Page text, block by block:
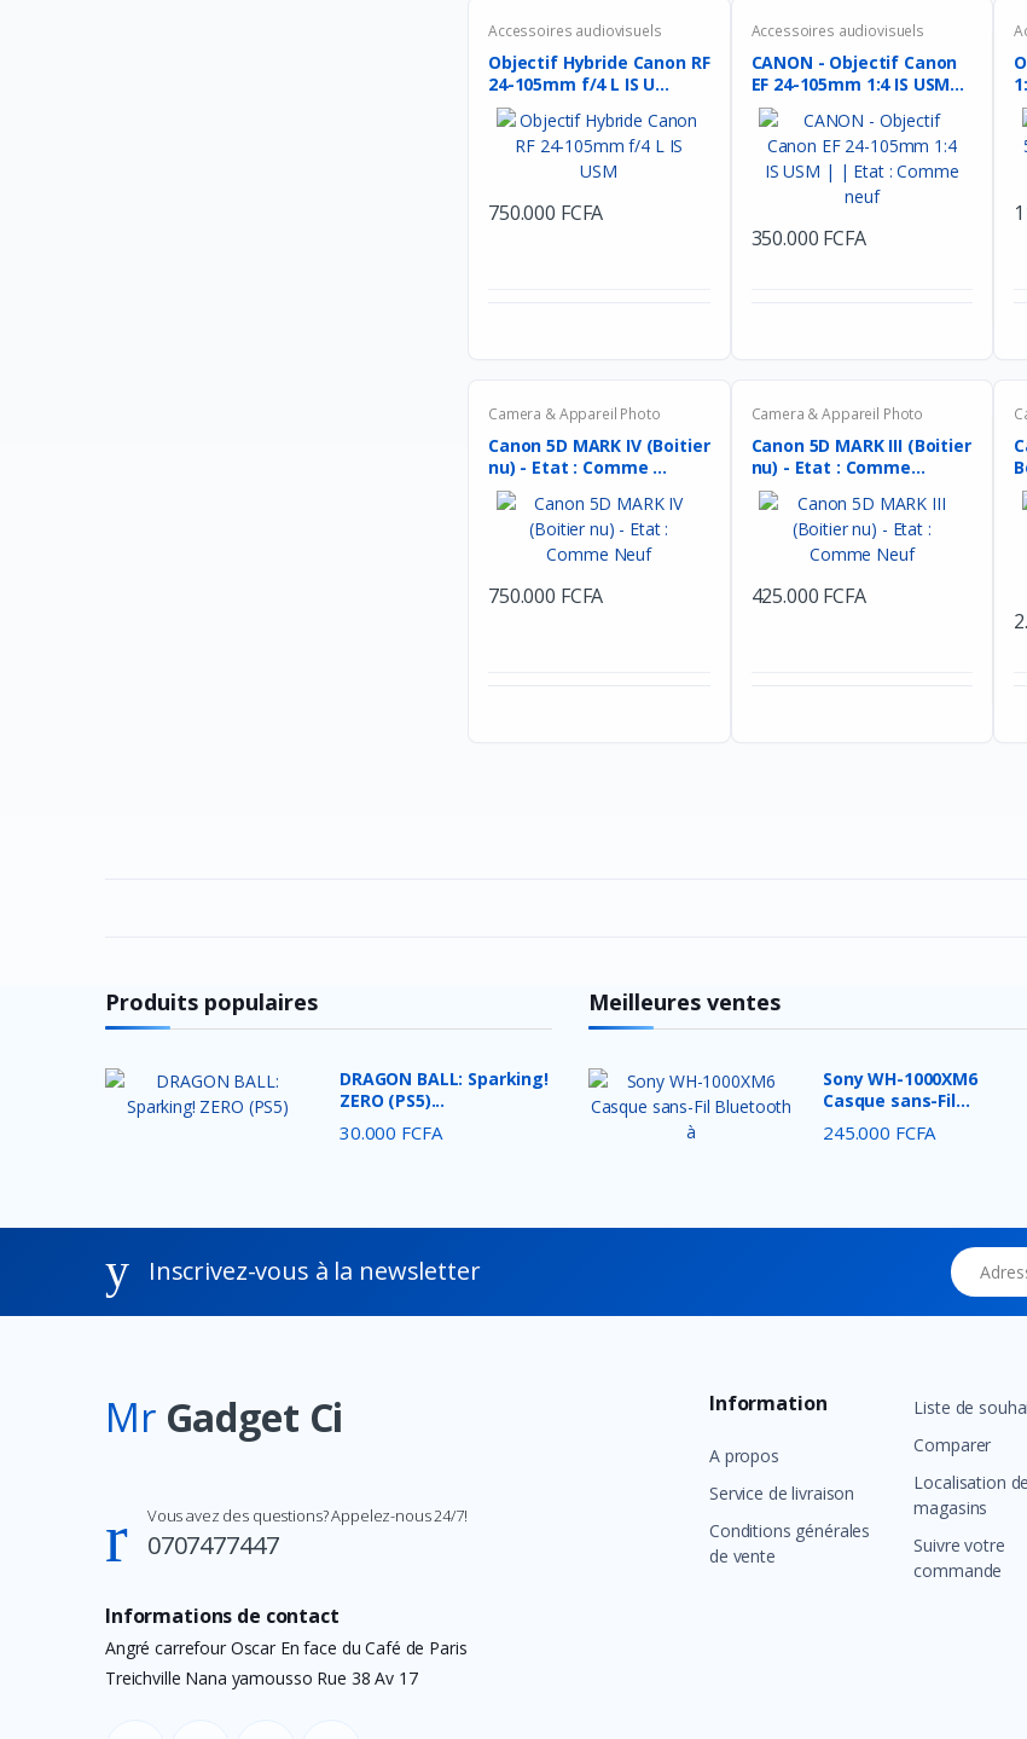
Crucial
Nokia
Intel
Thermaltake
Energizer
Alcatel
Havit
VARTA
UGREEN
HikVision
Premax
Accessoires audiovisuels
Objectif Hybride Canon RF
24-105mm f/4 L IS U...
750.000 FCFA
Accessoires audiovisuels
CANON - Objectif Canon
EF 24-105mm 1:4 IS USM...
350.000 FCFA
Camera & Appareil Photo
Canon 5D MARK IV (Boitier
nu) - Etat : Comme ...
750.000 FCFA
Camera & Appareil Photo
Canon 5D MARK III (Boitier
nu) - Etat : Comme...
425.000 FCFA
Produits populaires
DRAGON BALL: Sparking!
ZERO (PS5)...
30.000 FCFA
Meilleures ventes
Sony WH-1000XM6
Casque sans-Fil
245.000 FCFA
Inscrivez-vous à la newsletter Adresse
Mr Gadget Ci
Vous avez des questions? Appelez-nous 24/7!
0707477447
Informations de contact
Angré carrefour Oscar En face du Café de Paris
Treichville Nana yamousso Rue 38 Av 17
Information
A propos
Service de livraison
Conditions générales
de vente
Liste de
Comparer
Localisation
magasins
Suivre votre
commande